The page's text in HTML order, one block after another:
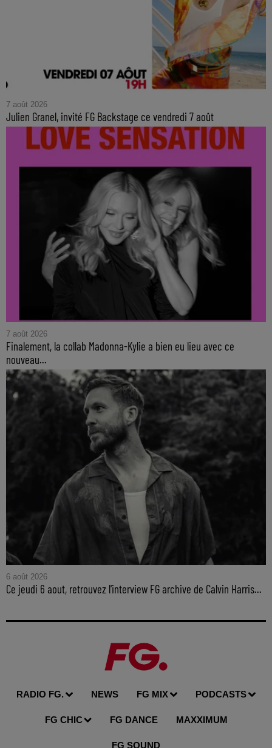
7 août 2026
Julien Granel, invité FG Backstage ce vendredi 7 août
7 août 2026
Finalement, la collab Madonna-Kylie a bien eu lieu avec ce
nouveau...
6 août 2026
Ce jeudi 6 aout, retrouvez l'interview FG archive de Calvin Harris...
RADIO FG. NEWS FG MIX PODCASTS
FG CHIC FG DANCE MAXXIMUM
FG SOUND